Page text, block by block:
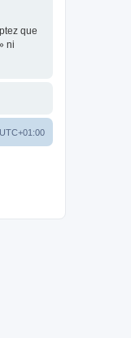
que
ni
UTC+01:00